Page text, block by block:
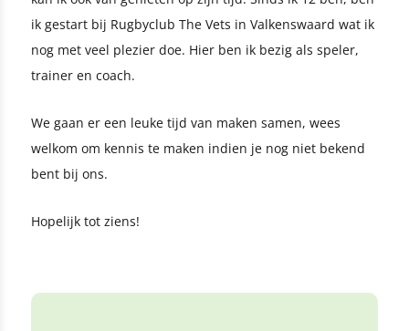
ik gestart bij Rugbyclub The Vets in Valkenswaard wat ik
nog met veel plezier doe. Hier ben ik bezig als speler,
trainer en coach.
We gaan er een leuke tijd van maken samen, wees
welkom om kennis te maken indien je nog niet bekend
bent bij ons.
Hopelijk tot ziens!